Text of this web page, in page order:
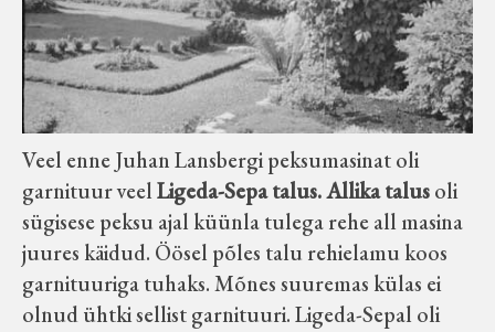
Veel enne Juhan Lansbergi peksumasinat oli
garnituur veelLigeda-Sepa talus. Allika talusoli
sügisese peksu ajal küünla tulega rehe all masina
juures käidud. Öösel põles talu rehielamu koos
garnituuriga tuhaks. Mõnes suuremas külas ei
olnud ühtki sellist garnituuri. Ligeda-Sepal oli